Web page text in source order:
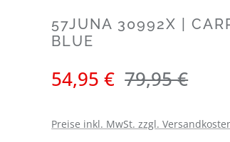
57JUNA 30992X |
BLUE
Verkaufspreis:
54,95 € Regulärer
79,95 €
Preise inkl. MwSt. zzgl.